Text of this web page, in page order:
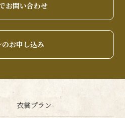
お問い合わせ
のお申し込み
衣裳プラン